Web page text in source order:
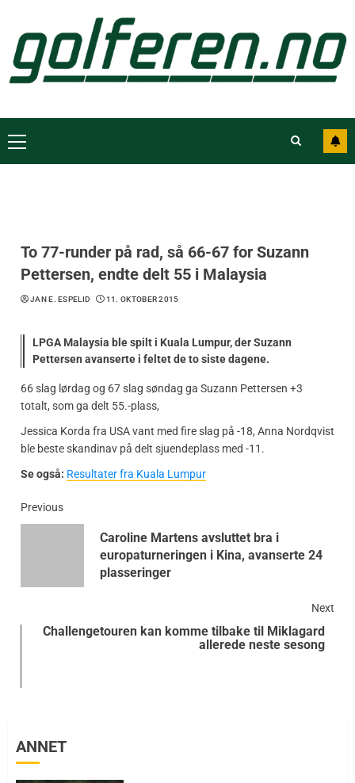
To 77-runder på rad, så 66-67 for Suzann
Pettersen, endte delt 55 i Malaysia
JAN E. ESPELID 11. OKTOBER 2015
LPGA Malaysia ble spilt i Kuala Lumpur, der Suzann
Pettersen avanserte i feltet de to siste dagene.
66 slag lørdag og 67 slag søndag ga Suzann Pettersen +3
totalt, som ga delt 55.-plass,
Jessica Korda fra USA vant med fire slag på -18, Anna Nordqvist
ble beste skandinav på delt sjuendeplass med -11.
Se også: Resultater fra Kuala Lumpur
Previous
Caroline Martens avsluttet bra i
europaturneringen i Kina, avanserte 24
plasseringer
Next
Challengetouren kan komme tilbake til Miklagard
allerede neste sesong
ANNET